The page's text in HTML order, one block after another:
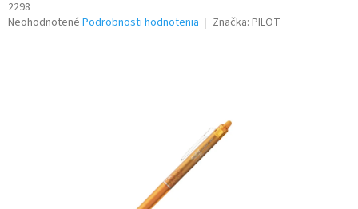
2298
Priemerné
Neohodnotené Podrobnosti hodnotenia Značka: PILOT